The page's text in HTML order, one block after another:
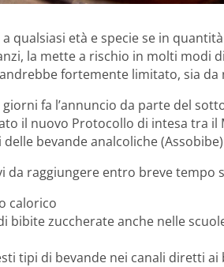
a qualsiasi età e specie se in
la mette a rischio in molti modi
fortemente limitato, sia
fa l’annuncio da parte del
il nuovo Protocollo di intesa tra il
bevande analcoliche
da raggiungere entro breve tempo
calorico
bibite zuccherate anche nelle
tipi di bevande nei canali diretti